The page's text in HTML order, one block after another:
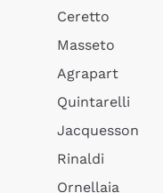
Ceretto
Masseto
Agrapart
Quintarelli
Jacquesson
Rinaldi
Ornellaia